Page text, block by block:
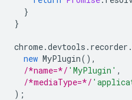
}
}
chrome.devtools . recorder .
new MyPlugin(),
/*name=*/ 'MyPlugin' ,
/*mediaType=*/
);